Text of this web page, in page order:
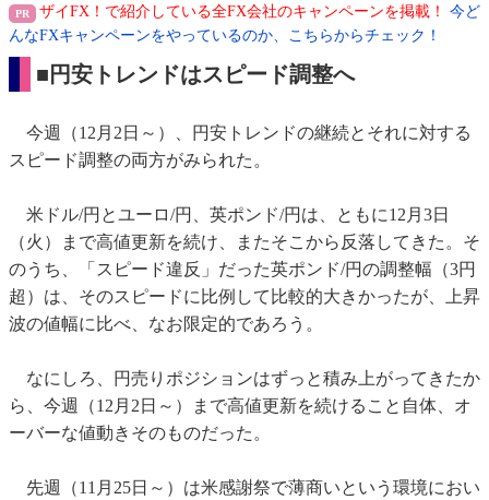
ザイFX！で紹介している全FX会社のキャンペーンを掲載！
今ど
んなFXキャンペーンをやっているのか、こちらからチェック！
■円安トレンドはスピード調整へ
今週（12月2日～）、円安トレンドの継続とそれに対する
スピード調整の両方がみられた。
米ドル/円とユーロ/円、英ポンド/円は、ともに12月3日
（火）まで高値更新を続け、またそこから反落してきた。そ
のうち、「スピード違反」だった英ポンド/円の調整幅（3円
超）は、そのスピードに比例して比較的大きかったが、上昇
波の値幅に比べ、なお限定的であろう。
なにしろ、円売りポジションはずっと積み上がってきたか
ら、今週（12月2日～）まで高値更新を続けること自体、オ
ーバーな値動きそのものだった。
先週（11月25日～）は米感謝祭で薄商いという環境におい